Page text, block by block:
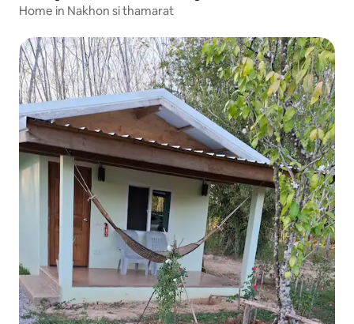
Home in Nakhon si thamarat